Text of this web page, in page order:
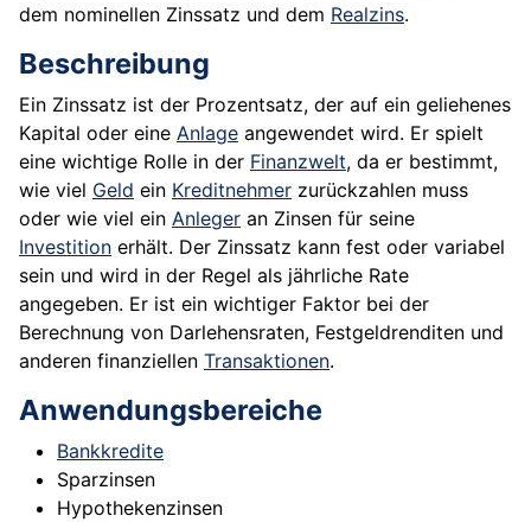
dem nominellen Zinssatz und dem Realzins.
Beschreibung
Ein Zinssatz ist der Prozentsatz, der auf ein geliehenes
Kapital oder eine Anlage angewendet wird. Er spielt
eine wichtige Rolle in der Finanzwelt, da er bestimmt,
wie viel Geld ein Kreditnehmer zurückzahlen muss
oder wie viel ein Anleger an Zinsen für seine
Investition erhält. Der Zinssatz kann fest oder variabel
sein und wird in der Regel als jährliche Rate
angegeben. Er ist ein wichtiger Faktor bei der
Berechnung von Darlehensraten, Festgeldrenditen und
anderen finanziellen Transaktionen.
Anwendungsbereiche
Bankkredite
Sparzinsen
Hypothekenzinsen